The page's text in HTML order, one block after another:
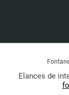
Elances de